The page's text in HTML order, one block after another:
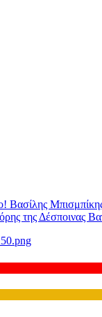
Βασίλης
της Δέσποινας